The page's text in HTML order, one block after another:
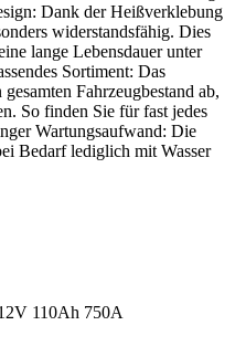
Dank der Heißverklebung
widerstandsfähig. Dies
lange Lebensdauer unter
Sortiment: Das
Fahrzeugbestand ab,
So finden Sie für fast jedes
Wartungsaufwand: Die
Bedarf lediglich mit Wasser